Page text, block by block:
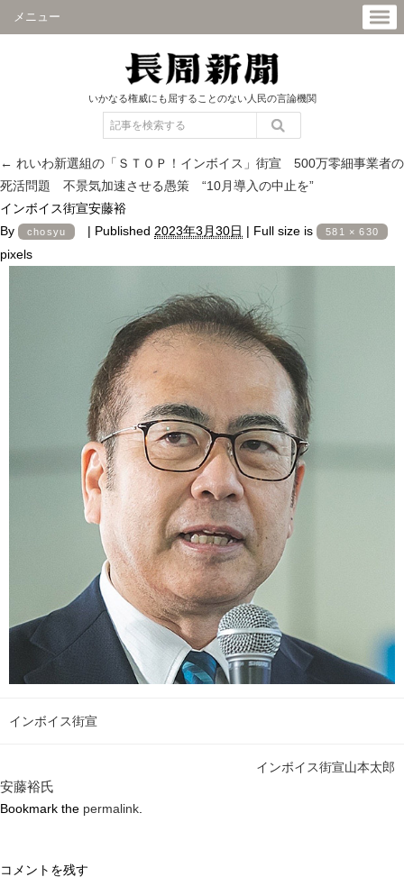
メニュー
いかなる権威にも屈することのない人民の言論機関
← れいわ新選組の「ＳＴＯＰ！インボイス」街宣 500万零細事業者の
死活問題 不景気加速させる愚策 “10月導入の中止を”
インボイス街宣安藤裕
By
chosyu | Published 2023年3月30日 | Full size is 581 × 630
pixels
インボイス街宣
インボイス街宣山本太郎
安藤裕氏
Bookmark the permalink
コメントを残す